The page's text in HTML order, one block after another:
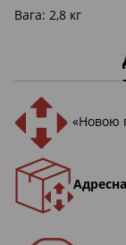
Вага: 2,8 кг
«Новою